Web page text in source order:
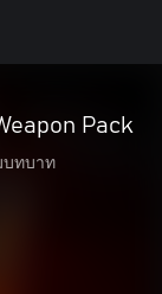
Pack
บทบาท